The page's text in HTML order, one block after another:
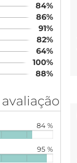
84%
86%
91%
82%
64%
100%
88%
84 %
95 %